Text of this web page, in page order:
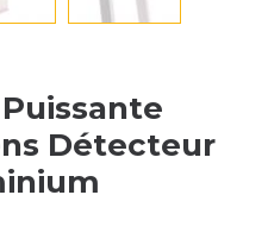
Détecteur